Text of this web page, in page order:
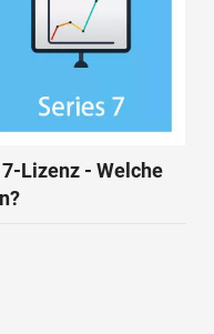
Lizenz - Welche